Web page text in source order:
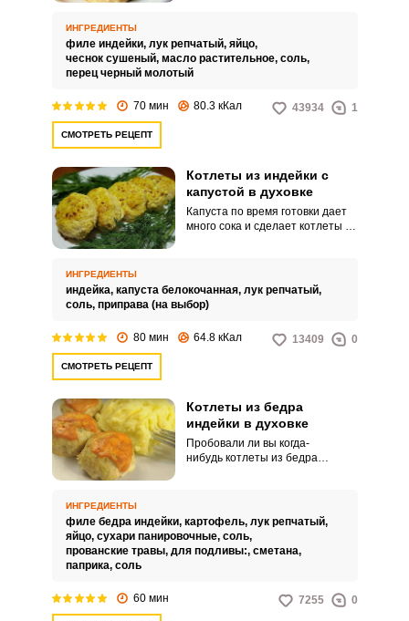
получаются вкусными и
питательными и понравятся не
только тем, кто нуждается в
ИНГРЕДИЕНТЫ
филе индейки, лук репчатый, яйцо,
чеснок сушеный, масло растительное, соль,
перец черный молотый
70 мин 80.3 кКал 43934 1
СМОТРЕТЬ РЕЦЕПТ
Котлеты из индейки с
капустой в духовке
Капуста по время готовки дает
много сока и сделает котлеты из
поэтому подойдет всем
сторонникам здорового
питания.
ИНГРЕДИЕНТЫ
индейка, капуста белокочанная, лук репчатый,
соль, приправа (на выбор)
80 мин 64.8 кКал 13409 0
СМОТРЕТЬ РЕЦЕПТ
Котлеты из бедра
индейки в духовке
Пробовали ли вы когда-
нибудь котлеты из бедра
магазинного. Если у вас мясо
индейки замороженное, то
разморозьте его в естественных
условиях, чтобы хорошо
ИНГРЕДИЕНТЫ
филе бедра индейки, картофель, лук репчатый,
яйцо, сухари панировочные, соль,
прованские травы, для подливы:, сметана,
паприка, соль
60 мин 7255 0